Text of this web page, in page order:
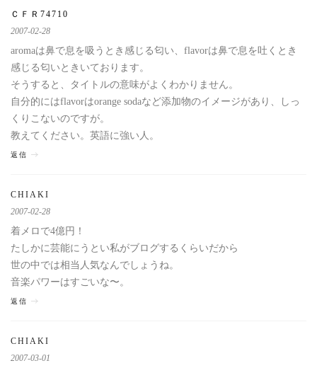
ＣＦＲ74710
2007-02-28
aromaは鼻で息を吸うとき感じる匂い、flavorは鼻で息を吐くとき
感じる匂いときいております。
そうすると、タイトルの意味がよくわかりません。
自分的にはflavorはorange sodaなど添加物のイメージがあり、しっ
くりこないのですが。
教えてください。英語に強い人。
返信
CHIAKI
2007-02-28
着メロで4億円！
たしかに芸能にうとい私がブログするくらいだから
世の中では相当人気なんでしょうね。
音楽パワーはすごいな〜。
返信
CHIAKI
2007-03-01